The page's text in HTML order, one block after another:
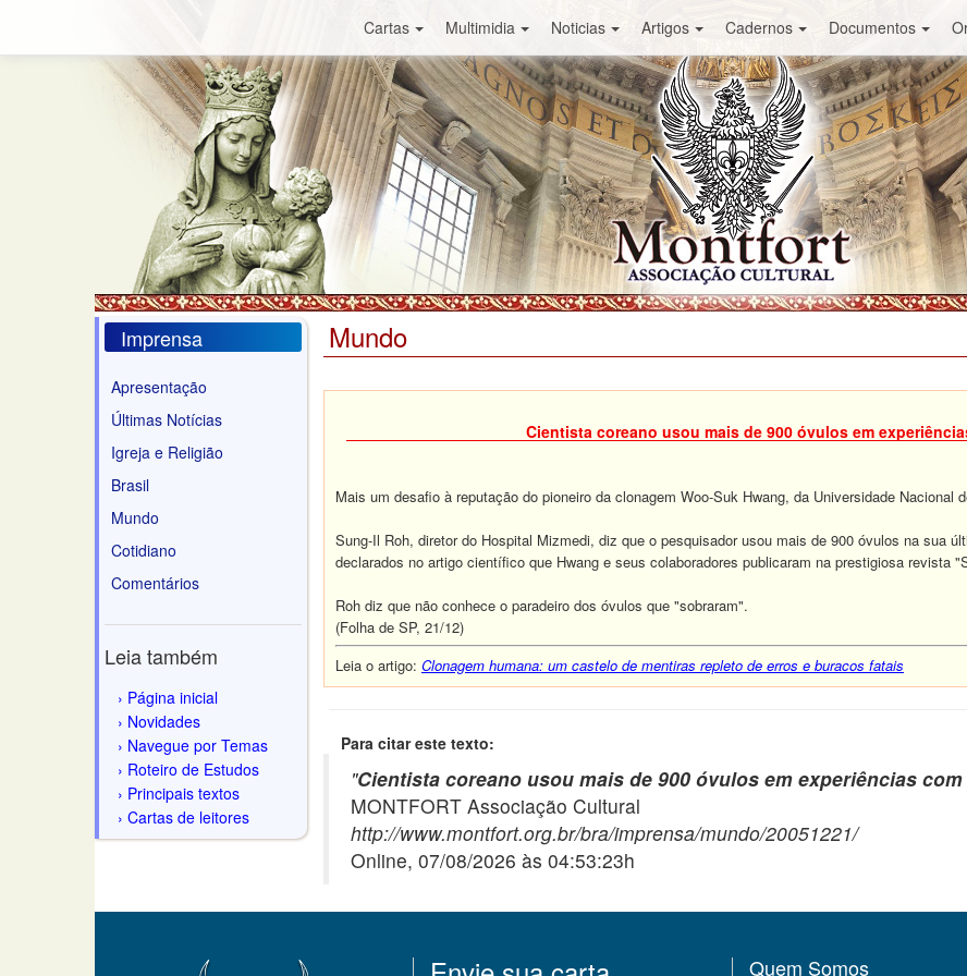
Cartas Multimidia Noticias Artigos Cadernos Documentos
Imprensa
Apresentação
Últimas Notícias
Igreja e Religião
Brasil
Mundo
Cotidiano
Comentários
Leia também
Página inicial
Novidades
Navegue por Temas
Roteiro de Estudos
Principais textos
Cartas de leitores
Mundo
Cientista coreano usou mais de 900 óvulos em
Mais um desafio à reputação do pioneiro da clonagem Woo-Suk Hwang, da Universidade
Sung-Il Roh, diretor do Hospital Mizmedi, diz que o pesquisador usou mais de 900 óvulos na sua
declarados no artigo científico que Hwang e seus colaboradores publicaram na prestigiosa revista
Roh diz que não conhece o paradeiro dos óvulos que "sobraram".
(Folha de SP, 21/12)
Leia o artigo: Clonagem humana: um castelo de mentiras repleto de erros e buracos fatais
Para citar este texto:
"Cientista coreano usou mais de 900 óvulos em experiências
MONTFORT Associação Cultural
http://www.montfort.org.br/bra/imprensa/mundo/20051221/
Online, 07/08/2026 às 04:53:23h
Quem Somos